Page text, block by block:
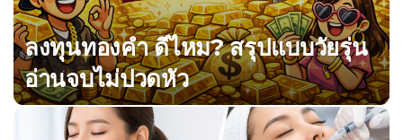
ลงทุนทองคำ ดีไหม? สรุปแบบวัยรุ่น
อ่านจบไม่ปวดหัว